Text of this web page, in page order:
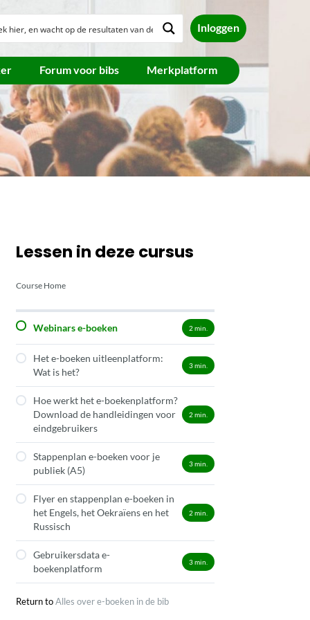
Inloggen
Forum voor bibs Merkplatform
Lessen in deze cursus
Course Home
Webinars e-boeken 2 min.
Het e-boeken uitleenplatform:
Wat is het?
3min.
Hoe werkt het e-boekenplatform?
Download de handleidingen voor
eindgebruikers
2 min.
Stappenplan e-boeken voor je
publiek (A5)
3min.
Flyer en stappenplan e-boeken in
het Engels, het Oekraïens en het
Russisch
2 min.
Gebruikersdata e-
boekenplatform
3min.
Return toAlles over e-boeken in de bib